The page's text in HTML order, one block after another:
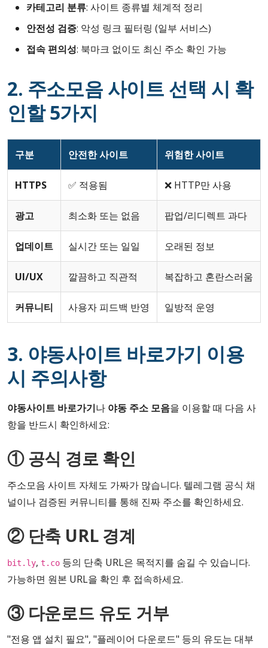
카테고리 분류: 사이트 종류별 체계적 정리
안전성 검증: 악성 링크 필터링 (일부 서비스)
접속 편의성: 북마크 없이도 최신 주소 확인 가능
2. 주소모음 사이트 선택 시 확
인할 5가지
구분 안전한 사이트 위험한 사이트
HTTPS ✅ 적용됨 ❌ HTTP만 사용
광고 최소화 또는 없음 팝업/리디렉트 과다
업데이트 실시간 또는 일일 오래된 정보
UI/UX 깔끔하고 직관적 복잡하고 혼란스러움
커뮤니티 사용자 피드백 반영 일방적 운영
3. 야동사이트 바로가기 이용
시 주의사항
야동사이트 바로가기나 야동 주소 모음을 이용할 때 다음 사
항을 반드시 확인하세요:
① 공식 경로 확인
주소모음 사이트 자체도 가짜가 많습니다. 텔레그램 공식 채
널이나 검증된 커뮤니티를 통해 진짜 주소를 확인하세요.
② 단축 URL 경계
bit.ly, t.co 등의 단축 URL은 목적지를 숨길 수 있습니다.
가능하면 원본 URL을 확인 후 접속하세요.
③ 다운로드 유도 거부
"전용 앱 설치 필요", "플레이어 다운로드" 등의 유도는 대부